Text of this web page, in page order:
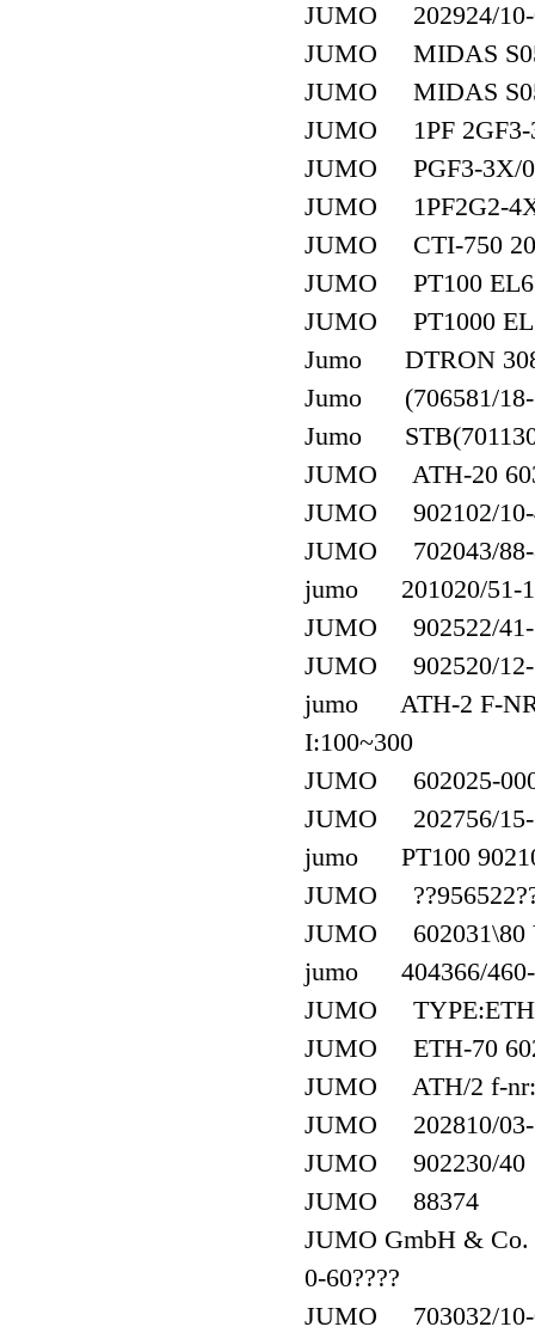
JUMO 202924/10-
JUMO MIDAS S05
JUMO MIDAS S05
JUMO 1PF 2GF3-
JUMO PGF3-3X/
JUMO 1PF2G2-
JUMO CTI-750
JUMO PT100
JUMO PT1000
Jumo DTRON 308
Jumo (706581/18-
Jumo STB(701130/
JUMO ATH-20
JUMO 902102/10-
JUMO 702043/88-
jumo 201020/51-
JUMO 902522/41-
JUMO 902520/12-
jumo ATH-2 F-
I:100~300
JUMO 602025-
JUMO 202756/15-
jumo PT100
JUMO
JUMO 602031\80
jumo 404366/460-
JUMO TYPE:ETH-
JUMO ETH-70
JUMO ATH/2 f-
JUMO 202810/03-
JUMO 902230/40
JUMO 88374
JUMO GmbH & Co.
0-60????
JUMO 703032/10-